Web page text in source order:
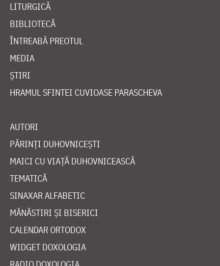
LITURGICĂ
BIBLIOTECĂ
ÎNTREABĂ PREOTUL
MEDIA
ȘTIRI
HRAMUL SFINTEI CUVIOASE PARASCHEVA
AUTORI
PĂRINȚI DUHOVNICEȘTI
MAICI CU VIAȚĂ DUHOVNICEASCĂ
TEMATICĂ
SINAXAR ALFABETIC
MĂNĂSTIRI ȘI BISERICI
CALENDAR ORTODOX
WIDGET DOXOLOGIA